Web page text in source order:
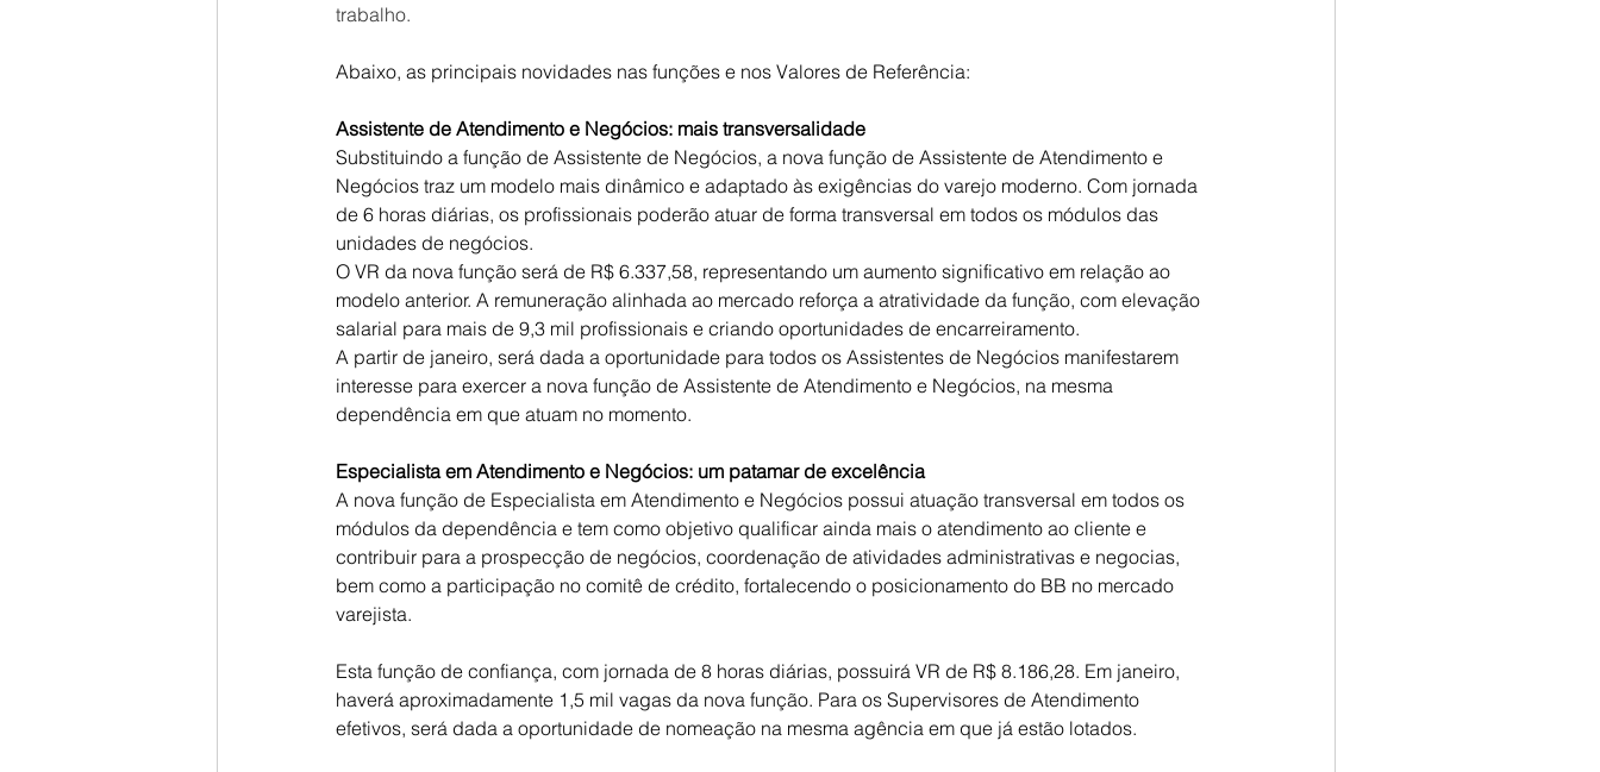
trabalho.
Abaixo, as principais novidades nas funções e nos Valores de Referência:
Assistente de Atendimento e Negócios: mais transversalidade
Substituindo a função de Assistente de Negócios, a nova função de Assistente de Atendimento e
Negócios traz um modelo mais dinâmico e adaptado às exigências do varejo moderno. Com jornada
de 6 horas diárias, os profissionais poderão atuar de forma transversal em todos os módulos das
unidades de negócios.
O VR da nova função será de R$ 6.337,58, representando um aumento significativo em relação ao
modelo anterior. A remuneração alinhada ao mercado reforça a atratividade da função, com elevação
salarial para mais de 9,3 mil profissionais e criando oportunidades de encarreiramento.
A partir de janeiro, será dada a oportunidade para todos os Assistentes de Negócios manifestarem
interesse para exercer a nova função de Assistente de Atendimento e Negócios, na mesma
dependência em que atuam no momento.
Especialista em Atendimento e Negócios: um patamar de excelência
A nova função de Especialista em Atendimento e Negócios possui atuação transversal em todos os
módulos da dependência e tem como objetivo qualificar ainda mais o atendimento ao cliente e
contribuir para a prospecção de negócios, coordenação de atividades administrativas e negocias,
bem como a participação no comitê de crédito, fortalecendo o posicionamento do BB no mercado
varejista.
Esta função de confiança, com jornada de 8 horas diárias, possuirá VR de R$ 8.186,28. Em janeiro,
haverá aproximadamente 1,5 mil vagas da nova função. Para os Supervisores de Atendimento
efetivos, será dada a oportunidade de nomeação na mesma agência em que já estão lotados.